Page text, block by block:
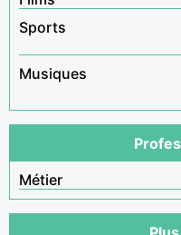
Sports
Musiques
Métier